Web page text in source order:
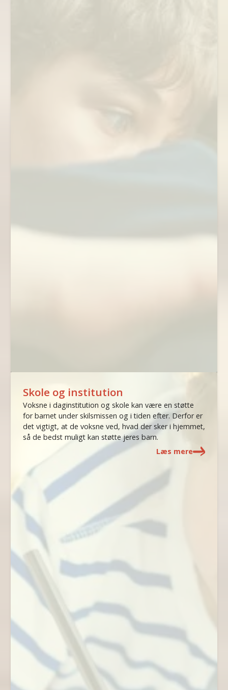
Skole og institution
Voksne i daginstitution og skole kan være en støtte
for barnet under skilsmissen og i tiden efter. Derfor er
det vigtigt, at de voksne ved, hvad der sker i hjemmet,
så de bedst muligt kan støtte jeres barn.
Læs mere